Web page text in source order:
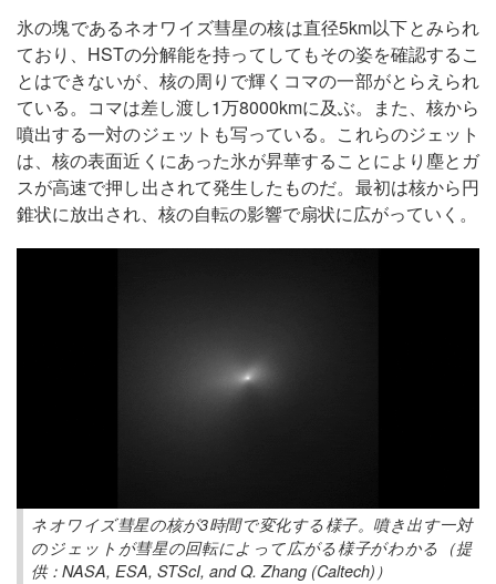
氷の塊であるネオワイズ彗星の核は直径5km以下とみられ
ており、HSTの分解能を持ってしてもその姿を確認するこ
とはできないが、核の周りで輝くコマの一部がとらえられ
ている。コマは差し渡し1万8000kmに及ぶ。また、核から
噴出する一対のジェットも写っている。これらのジェット
は、核の表面近くにあった氷が昇華することにより塵とガ
スが高速で押し出されて発生したものだ。最初は核から円
錐状に放出され、核の自転の影響で扇状に広がっていく。
ネオワイズ彗星の核が3時間で変化する様子。噴き出す一対
のジェットが彗星の回転によって広がる様子がわかる（提
供：NASA, ESA, STScI, and Q. Zhang (Caltech)）